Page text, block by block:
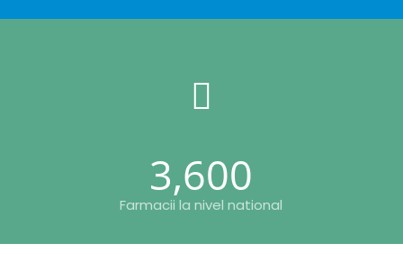
3,600
Farmacii la nivel national